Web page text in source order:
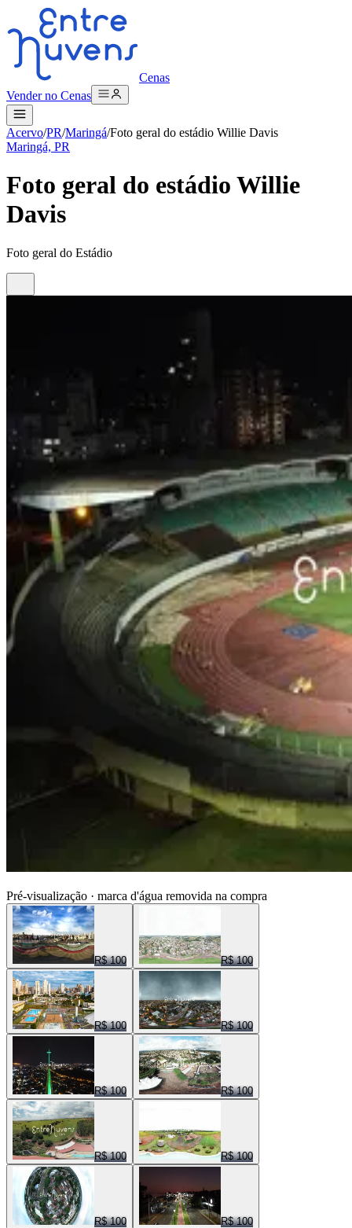
Cenas
Vender no Cenas
Acervo/PR/Maringá/Foto geral do estádio Willie Davis
Maringá, PR
Foto geral do estádio Willie
Davis
Foto geral do Estádio
Pré-visualização · marca d'água removida na compra
R$ 100 R$ 100
R$ 100 R$ 100
R$ 100 R$ 100
R$ 100 R$ 100
R$ 100 R$ 100